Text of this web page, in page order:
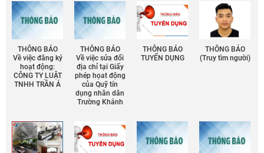
THÔNG BÁO
Về việc đăng ký
hoạt động:
CÔNG TY LUẬT
TNHH TRẦN Á
THÔNG BÁO
Về việc sửa đổi
địa chỉ tại Giấy
phép họat động
của Quỹ tín
dụng nhân dân
Trường Khánh
THÔNG BÁO
TUYỂN DỤNG
THÔNG BÁO
(Truy tìm người)